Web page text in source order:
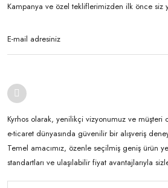
Kampanya ve özel tekliflerimizden ilk önce siz
Kyrhos olarak, yenilikçi vizyonumuz ve müşteri
e-ticaret dünyasında güvenilir bir alışveriş
Temel amacımız, özenle seçilmiş geniş ürün
standartları ve ulaşılabilir fiyat avantajlarıyla